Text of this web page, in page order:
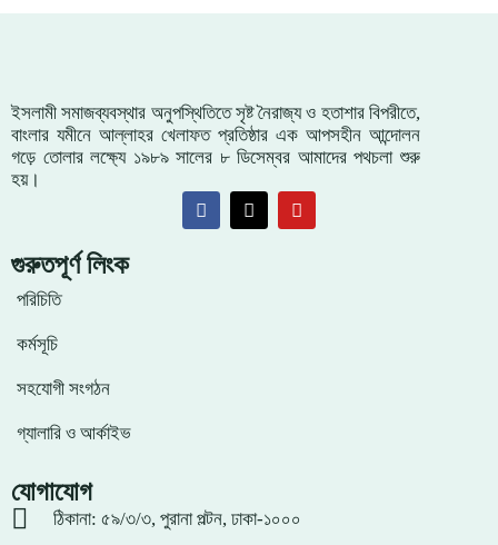
ইসলামী সমাজব্যবস্থার অনুপস্থিতিতে সৃষ্ট নৈরাজ্য ও হতাশার বিপরীতে,
বাংলার যমীনে আল্লাহর খেলাফত প্রতিষ্ঠার এক আপসহীন আন্দোলন
গড়ে তোলার লক্ষ্যে ১৯৮৯ সালের ৮ ডিসেম্বর আমাদের পথচলা শুরু
হয়।
গুরুতপূর্ণ লিংক
পরিচিতি
কর্মসূচি
সহযোগী সংগঠন
গ্যালারি ও আর্কাইভ
যোগাযোগ
ঠিকানা: ৫৯/৩/৩, পুরানা পল্টন, ঢাকা-১০০০